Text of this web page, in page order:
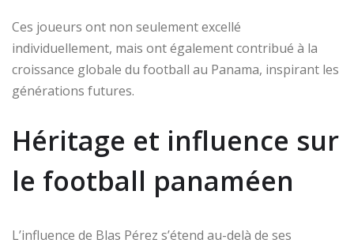
Ces joueurs ont non seulement excellé
individuellement, mais ont également contribué à la
croissance globale du football au Panama, inspirant les
générations futures.
Héritage et influence sur
le football panaméen
L’influence de Blas Pérez s’étend au-delà de ses